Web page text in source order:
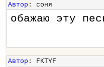
Автор : соня
обажаю эту
Автор : FKTYF